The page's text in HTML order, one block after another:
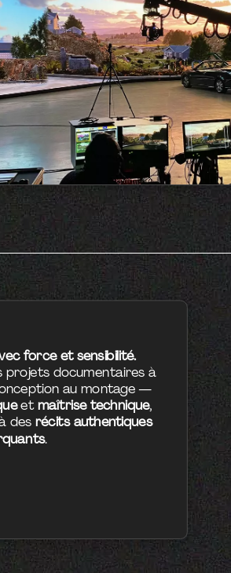
force et sensibilité.
projets documentaires à
au montage —
etmaîtrise technique,
desrécits authentiques
.